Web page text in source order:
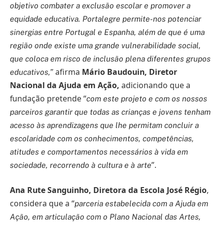
objetivo combater a exclusão escolar e promover a
equidade educativa. Portalegre permite-nos potenciar
sinergias entre Portugal e Espanha, além de que é uma
região onde existe uma grande vulnerabilidade social,
que coloca em risco de inclusão plena diferentes grupos
educativos,” afirma Mário Baudouin, Diretor
Nacional da Ajuda em Ação, adicionando que a
fundação pretende “com este projeto e com os nossos
parceiros garantir que todas as crianças e jovens tenham
acesso às aprendizagens que lhe permitam concluir a
escolaridade com os conhecimentos, competências,
atitudes e comportamentos necessários à vida em
sociedade, recorrendo à cultura e à arte”.
Ana Rute Sanguinho, Diretora da Escola José Régio,
considera que a “parceria estabelecida com a Ajuda em
Ação, em articulação com o Plano Nacional das Artes,